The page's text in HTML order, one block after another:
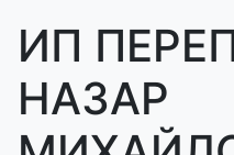
ИП
НАЗАР